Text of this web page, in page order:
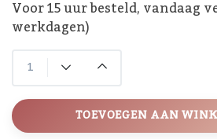
Voor 15 uur besteld, vandaag
werkdagen)
TOEVOEGEN AAN